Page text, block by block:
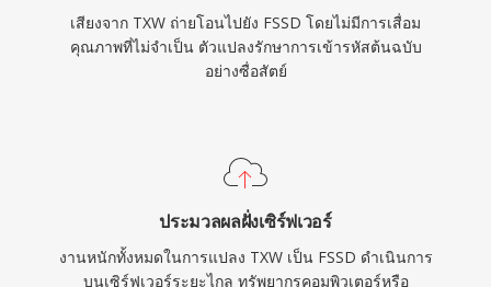
เสียงจาก TXW ถ่ายโอนไปยัง FSSD โดยไม่มีการเสื่อม
คุณภาพที่ไม่จำเป็น ตัวแปลงรักษาการเข้ารหัสต้นฉบับ
อย่างซื่อสัตย์
ประมวลผลฝั่งเซิร์ฟเวอร์
งานหนักทั้งหมดในการแปลง TXW เป็น FSSD ดำเนินการ
บนเซิร์ฟเวอร์ระยะไกล ทรัพยากรคอมพิวเตอร์หรือ